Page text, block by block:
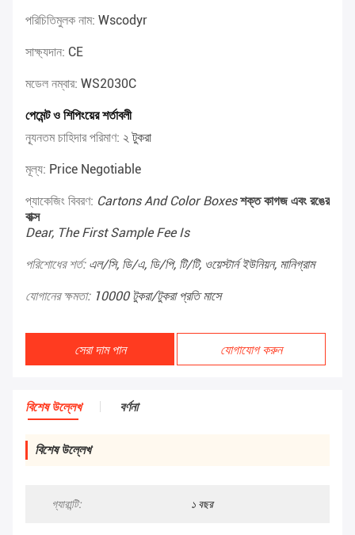
পরিচিতিমুলক নাম: Wscodyr
সাক্ষ্যদান: CE
মডেল নম্বার: WS2030C
পেমেন্ট ও শিপিংয়ের শর্তাবলী
ন্যূনতম চাহিদার পরিমাণ: ২ টুকরা
মূল্য: Price Negotiable
প্যাকেজিং বিবরণ: Cartons And Color Boxes শক্ত কাগজ এবং রঙের
বাক্স
Dear, The First Sample Fee Is
পরিশোধের শর্ত: এল/সি, ডি/এ, ডি/পি, টি/টি, ওয়েস্টার্ন ইউনিয়ন, মানিগ্রাম
যোগানের ক্ষমতা: 10000 টুকরা/টুকরা প্রতি মাসে
সেরা দাম পান যোগাযোগ করুন
বিশেষ উল্লেখ বর্ণনা
বিশেষ উল্লেখ
গ্যারান্টি: ১ বছর